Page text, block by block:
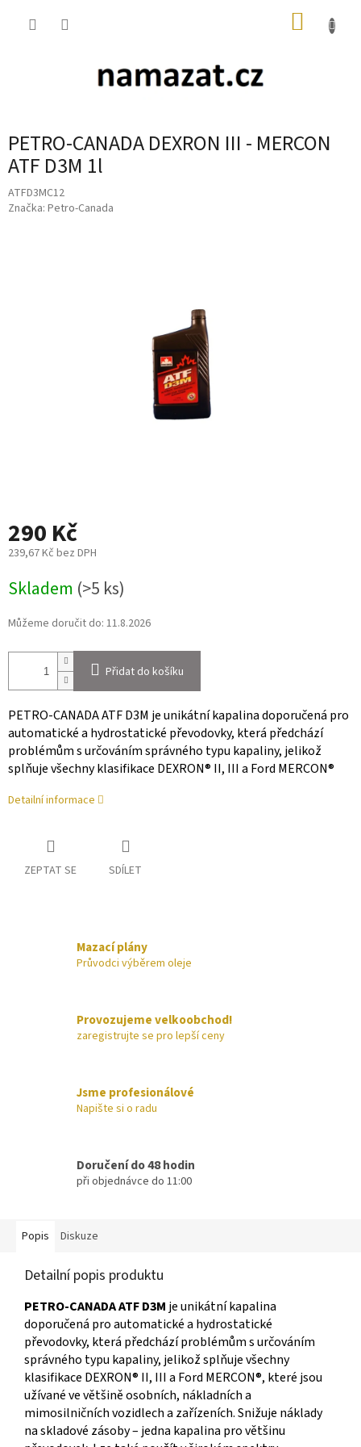
PETRO-CANADA DEXRON III - MERCON
ATF D3M 1l
ATFD3MC12
Značka: Petro-Canada
290 Kč
239,67 Kč bez DPH
cena:
Skladem (>5 ks)
Můžeme doručit do: 11.8.2026
Přidat do košíku
PETRO-CANADA ATF D3M je unikátní kapalina doporučená pro
automatické a hydrostatické převodovky, která předchází
problémům s určováním správného typu kapaliny, jelikož
splňuje všechny klasifikace DEXRON® II, III a Ford MERCON®
Detailní informace
ZEPTAT SE SDÍLET
Mazací plány
Průvodci výběrem oleje
Provozujeme velkoobchod!
zaregistrujte se pro lepší ceny
Jsme profesionálové
Napište si o radu
Doručení do 48 hodin
při objednávce do 11:00
Popis Diskuze
Detailní popis produktu
PETRO-CANADA ATF D3M je unikátní kapalina
doporučená pro automatické a hydrostatické
převodovky, která předchází problémům s určováním
správného typu kapaliny, jelikož splňuje všechny
klasifikace DEXRON® II, III a Ford MERCON®, které jsou
užívané ve většině osobních, nákladních a
mimosilničních vozidlech a zařízeních. Snižuje náklady
na skladové zásoby – jedna kapalina pro většinu